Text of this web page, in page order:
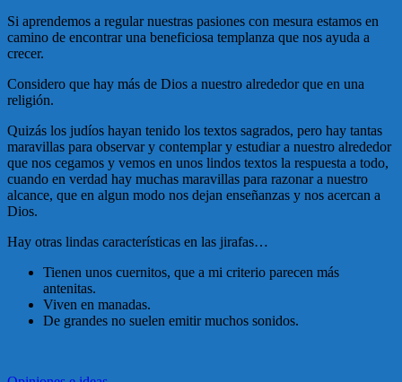
Si aprendemos a regular nuestras pasiones con mesura estamos en
camino de encontrar una beneficiosa templanza que nos ayuda a
crecer.
Considero que hay más de Dios a nuestro alrededor que en una
religión.
Quizás los judíos hayan tenido los textos sagrados, pero hay tantas
maravillas para observar y contemplar y estudiar a nuestro alrededor
que nos cegamos y vemos en unos lindos textos la respuesta a todo,
cuando en verdad hay muchas maravillas para razonar a nuestro
alcance, que en algun modo nos dejan enseñanzas y nos acercan a
Dios.
Hay otras lindas características en las jirafas…
Tienen unos cuernitos, que a mi criterio parecen más
antenitas.
Viven en manadas.
De grandes no suelen emitir muchos sonidos.